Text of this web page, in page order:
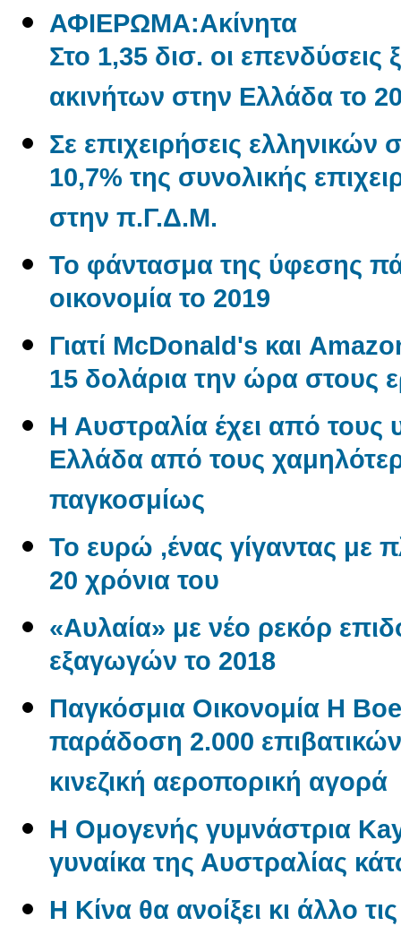
ΑΦΙΕΡΩΜΑ:Aκίνητα
Στο 1,35 δισ. οι
ακινήτων στην Ελλάδα το
Σε επιχειρήσεις
10,7% της συνολικής
στην π.Γ.Δ.Μ.
Το φάντασμα της ύφεσης
οικονομία το 2019
Γιατί McDonald's και
15 δολάρια την ώρα στους
Η Αυστραλία έχει από τους
Ελλάδα από τους
παγκοσμίως
Το ευρώ ,ένας γίγαντας με
20 χρόνια του
«Αυλαία» με νέο ρεκόρ
εξαγωγών το 2018
Παγκόσμια Οικονομία Η
παράδοση 2.000
κινεζική αεροπορική αγορά
Η Ομογενής γυμνάστρια
γυναίκα της Αυστραλίας
Η Κίνα θα ανοίξει κι άλλο